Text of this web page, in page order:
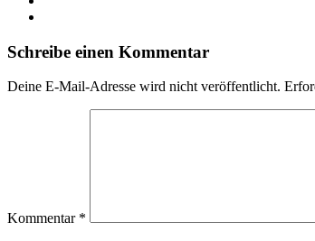
Schreibe einen Kommentar
Deine E-Mail-Adresse wird nicht veröffentlicht.
Kommentar *